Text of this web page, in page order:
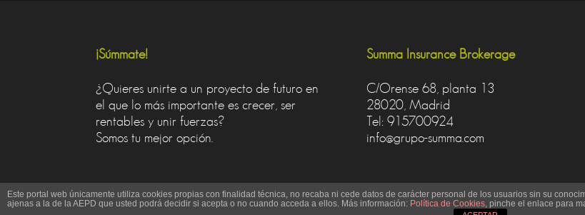
¡Súmmate!
¿Quieres unirte a un proyecto de futuro en
el que lo más importante es crecer, ser
rentables y unir fuerzas?
Somos tu mejor opción.
Summa Insurance Brokerage
C/Orense 68, planta 13
28020, Madrid
Tel: 915700924
info@grupo-summa.com
Este portal web únicamente utiliza cookies propias con finalidad técnica, no recaba ni cede datos de carácter personal de los usuarios sin su
ajenas a la de la AEPD que usted podrá decidir si acepta o no cuando acceda a ellos. Más información: Política de Cookies, pinche el enlace para